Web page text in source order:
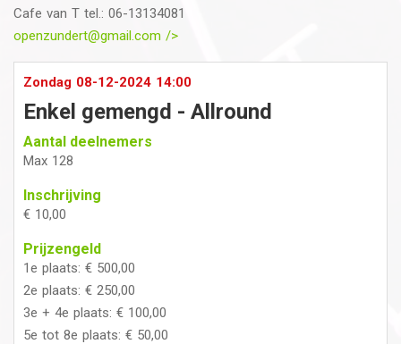
Cafe van T tel.: 06-13134081
openzundert@gmail.com />
Zondag 08-12-2024 14:00
Enkel gemengd - Allround
Aantal deelnemers
Max 128
Inschrijving
€ 10,00
Prijzengeld
1e plaats: € 500,00
2e plaats: € 250,00
3e + 4e plaats: € 100,00
5e tot 8e plaats: € 50,00